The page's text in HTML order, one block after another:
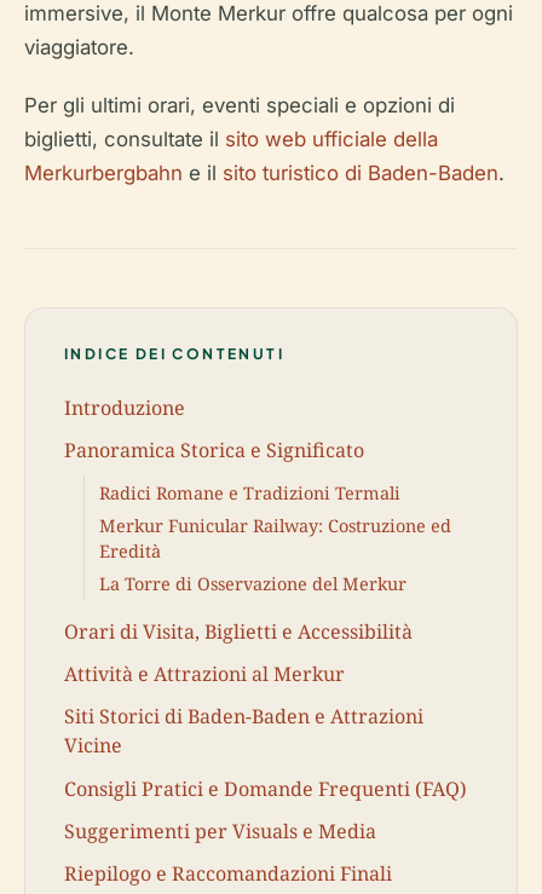
immersive, il Monte Merkur offre qualcosa per ogni
viaggiatore.
Per gli ultimi orari, eventi speciali e opzioni di
biglietti, consultate il sito web ufficiale della
Merkurbergbahn e il sito turistico di Baden-Baden.
INDICE DEI CONTENUTI
Introduzione
Panoramica Storica e Significato
Radici Romane e Tradizioni Termali
Merkur Funicular Railway: Costruzione ed
Eredità
La Torre di Osservazione del Merkur
Orari di Visita, Biglietti e Accessibilità
Attività e Attrazioni al Merkur
Siti Storici di Baden-Baden e Attrazioni
Vicine
Consigli Pratici e Domande Frequenti (FAQ)
Suggerimenti per Visuals e Media
Riepilogo e Raccomandazioni Finali